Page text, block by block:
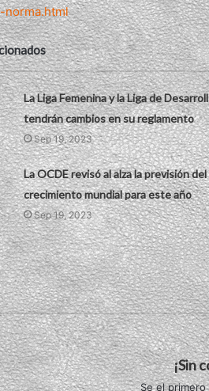
norma.html
La Liga Femenina y la Liga de
tendrán cambios en su reglamento
Sep 19, 2023
La OCDE revisó al alza la previsión del
crecimiento mundial para este año
Sep 19, 2023
¡Sin
Se el